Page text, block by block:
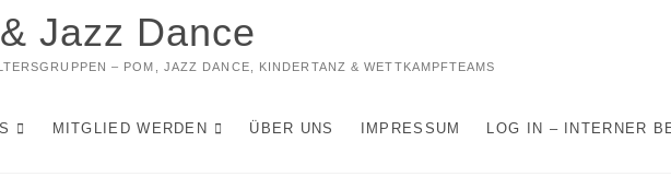
Jazz Dance
– POM, JAZZ DANCE, KINDERTANZ & WETTKAMPFTEAMS
MITGLIED WERDEN ÜBER UNS IMPRESSUM LOG IN – INTERNER